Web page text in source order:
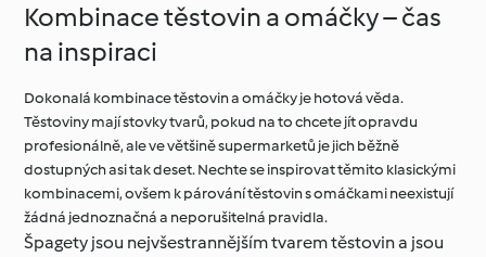
Kombinace těstovin a omáčky – čas
na inspiraci
Dokonalá kombinace těstovin a omáčky je hotová věda.
Těstoviny mají stovky tvarů, pokud na to chcete jít opravdu
profesionálně, ale ve většině supermarketů je jich běžně
dostupných asi tak deset. Nechte se inspirovat těmito klasickými
kombinacemi, ovšem k párování těstovin s omáčkami neexistují
žádná jednoznačná a neporušitelná pravidla.
Špagety jsou nejvšestrannějším tvarem těstovin a jsou